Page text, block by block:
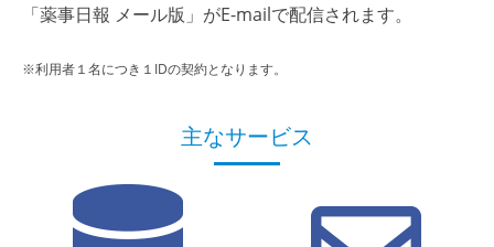
「薬事日報 メール版」がE-mailで配信されます。
※利用者１名につき１IDの契約となります。
主なサービス